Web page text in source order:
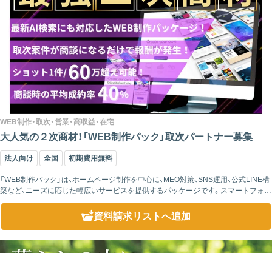
WEB制作・取次・営業・高収益・在宅
大人気の２次商材！「WEB制作パック」取次パートナー募集
法人向け 全国 初期費用無料
「WEB制作パック」は、ホームページ制作を中心に、MEO対策、SNS運用、公式LINE構
築など、ニーズに応じた幅広いサービスを提供するパッケージです。スマートフォン
資料請求リストへ追加